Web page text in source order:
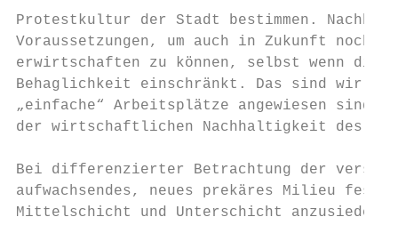
Protestkultur der Stadt bestimmen.
Voraussetzungen, um auch in Zukunft
erwirtschaften zu können, selbst wenn
Behaglichkeit einschränkt. Das sind wir in
„einfache“ Arbeitsplätze angewiesen
der wirtschaftlichen Nachhaltigkeit des
Bei differenzierter Betrachtung der
aufwachsendes, neues prekäres Milieu
Mittelschicht und Unterschicht